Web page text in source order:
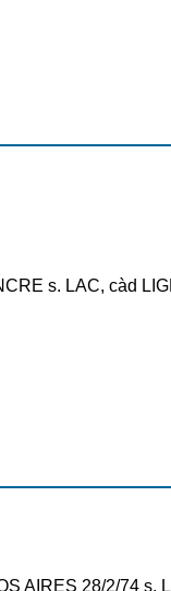
s. LAC, càd
AIRES 28/2/74 s.